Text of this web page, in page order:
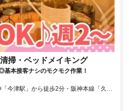
掃・ベッドメイキング
本接客ナシのモクモク作業！
今津駅」から徒歩2分・阪神本線「久寿